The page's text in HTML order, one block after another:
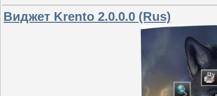
Виджет Krento 2.0.0.0 (Rus)